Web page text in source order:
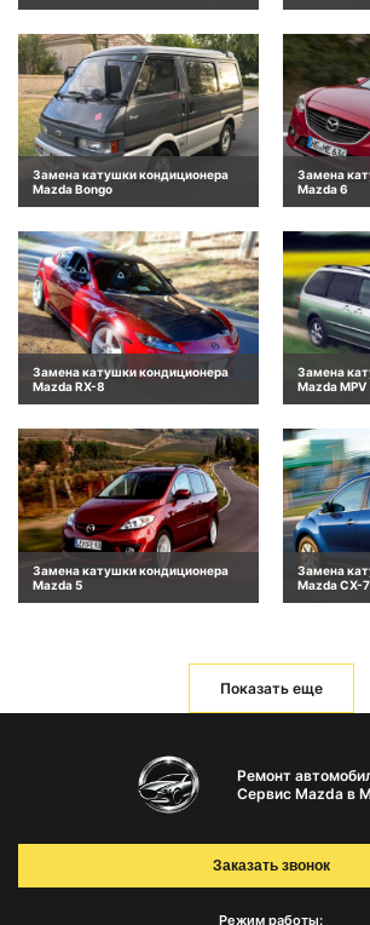
Замена катушки кондиционера
Mazda Bongo
Замена
Mazda 6
Замена катушки кондиционера
Mazda RX-8
Замена
Mazda MPV
Замена катушки кондиционера
Mazda 5
Замена
Mazda CX-7
Показать еще
Ремонт
Сервис Mazda в
Режим работы:
Заказать звонок